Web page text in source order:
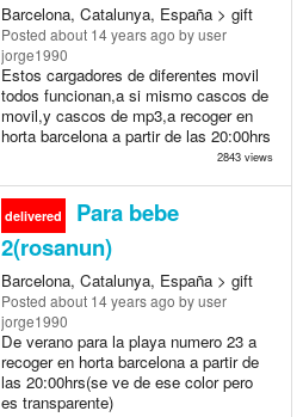
Barcelona, Catalunya, España > gift
Posted about 14 years ago by user
jorge1990
Estos cargadores de diferentes movil
todos funcionan,a si mismo cascos de
movil,y cascos de mp3,a recoger en
horta barcelona a partir de las 20:00hrs
2843 views
delivered
Para bebe
2(rosanun)
Barcelona, Catalunya, España > gift
Posted about 14 years ago by user
jorge1990
De verano para la playa numero 23 a
recoger en horta barcelona a partir de
las 20:00hrs(se ve de ese color pero
es transparente)